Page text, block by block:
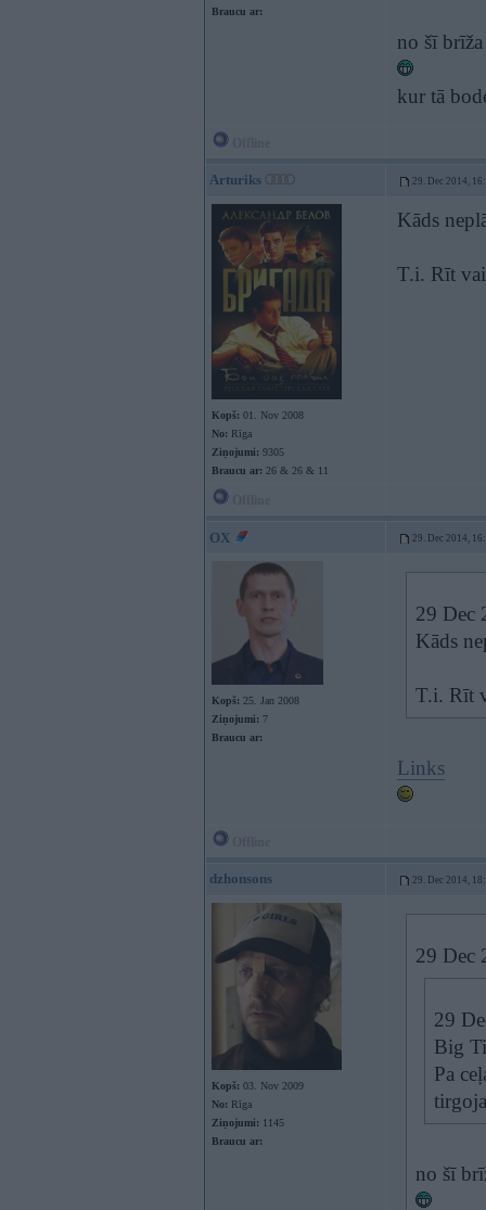
Braucu ar:
no šī
kur tā
Arturiks 29. Dec 2014,
Kopš: 01. Nov 2008
No: Rīga
Ziņojumi: 9305
Braucu ar: 26 & 26 & 11
Kāds
T.i. Rīt
OX 29. Dec 2014,
Kopš: 25. Jan 2008
Ziņojumi: 7
Braucu ar:
29 Dec
Kāds
T.i. Rīt
Links
dzhonsons 29. Dec 2014,
Kopš: 03. Nov 2009
No: Rīga
Ziņojumi: 1145
Braucu ar:
29 Dec
29
Big
Pa
no šī